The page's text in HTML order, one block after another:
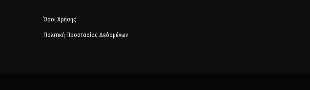
Όροι Χρήσης
Πολιτική Προστασίας Δεδομένων